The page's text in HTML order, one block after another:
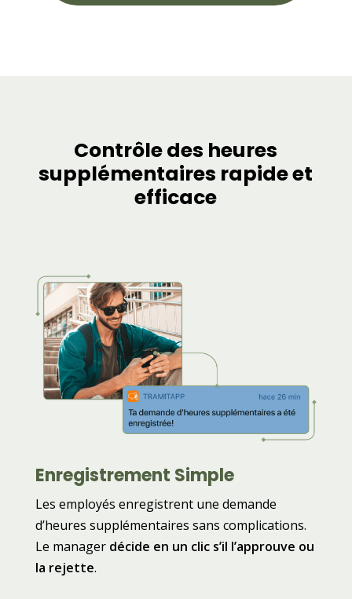
Contrôle des heures
supplémentaires rapide et
efficace
Enregistrement Simple
Les employés enregistrent une demande
d’heures supplémentaires sans complications.
Le manager décide en un clic s’il l’approuve ou
la rejette.